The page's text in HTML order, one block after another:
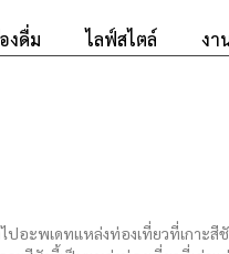
งดื่ม ไลฟ์สไตล์ งา
ปอะพเดทแหล่งท่องเที่ยวที่เกาะสี